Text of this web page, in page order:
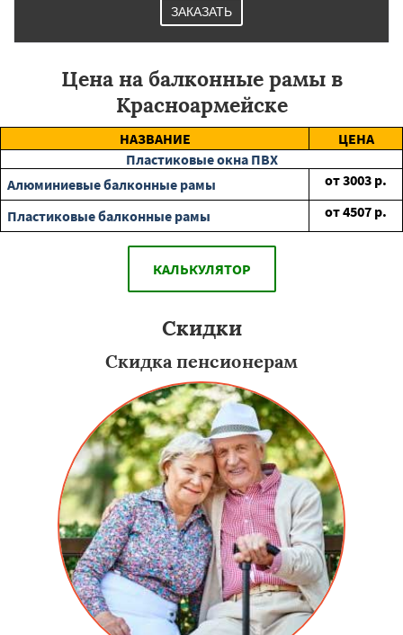
ЗАКАЗАТЬ
Цена на балконные рамы в
Красноармейске
НАЗВАНИЕ
ЦЕНА
Пластиковые окна ПВХ
Алюминиевые балконные рамы
от3003 р.
Пластиковые балконные рамы
от4507 р.
КАЛЬКУЛЯТОР
Скидки
Скидка пенсионерам